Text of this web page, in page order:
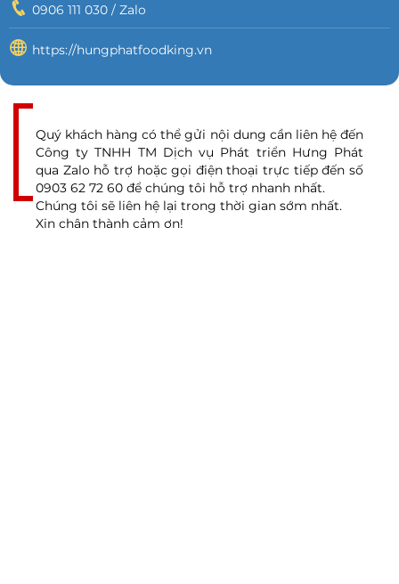
0906 111 030 / Zalo
https://hungphatfoodking.vn
Quý khách hàng có thể gửi nội dung cần liên hệ đến
Công ty TNHH TM Dịch vụ Phát triển Hưng Phát
qua Zalo hỗ trợ hoặc gọi điện thoại trực tiếp đến số
0903 62 72 60 để chúng tôi hỗ trợ nhanh nhất.
Chúng tôi sẽ liên hệ lại trong thời gian sớm nhất.
Xin chân thành cảm ơn!